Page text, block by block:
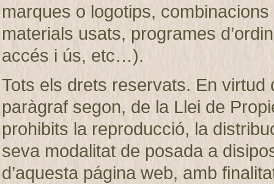
marques o logotips,
materials usats, programes
accés i ús, etc…).
Tots els drets reservats. En virtud
paràgraf segon, de la Llei de
prohibits la reproducció, la
seva modalitat de posada a
d’aquesta página web, amb